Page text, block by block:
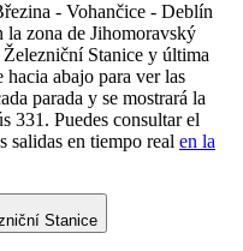
- Vohančice - Deblín
la zona de Jihomoravský
Stanice y última
hacia abajo para ver las
parada y se mostrará la
331. Puedes consultar el
salidas en tiempo real en la
Stanice